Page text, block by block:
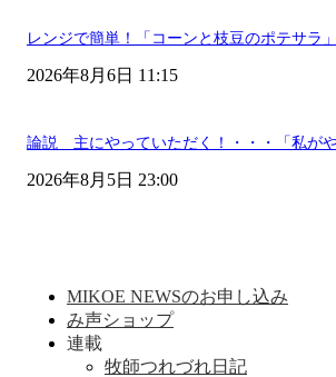
レンジで簡単！「コーンと枝豆のポテサラ
2026年8月6日 11:15
論説 主にやっていただく！・・・「私がや
2026年8月5日 23:00
MIKOE NEWSのお申し込み
み声ショップ
連載
牧師つれづれ日記